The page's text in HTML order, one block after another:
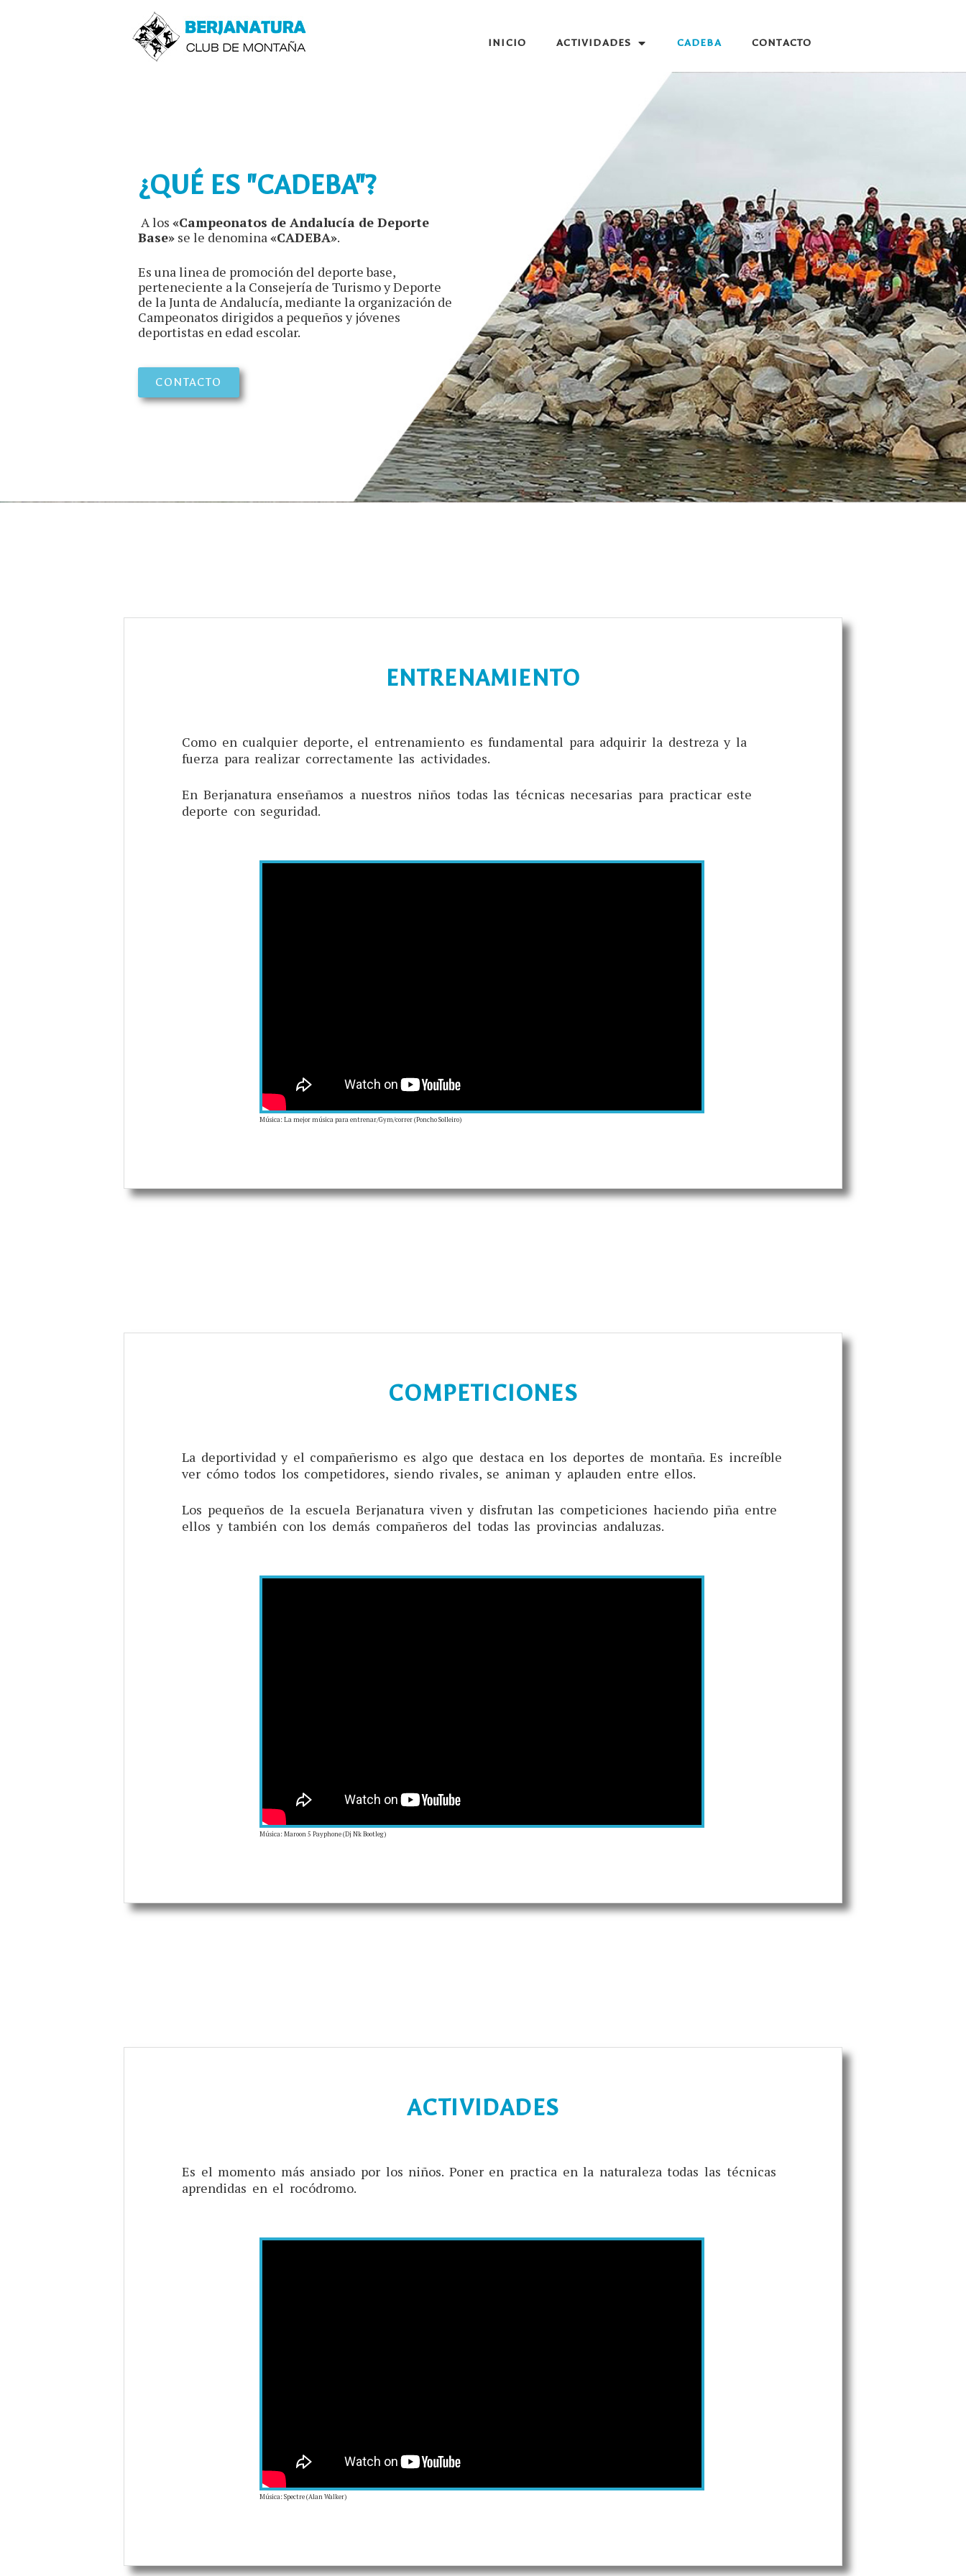
INICIO ACTIVIDADES CADEBA CONTACTO
¿QUÉ ES "CADEBA"?
A los «Campeonatos de Andalucía de Deporte
Base» se le denomina«CADEBA».
Es una linea de promoción del deporte base,
perteneciente a la Consejería de Turismo y Deporte
de la Junta de Andalucía, mediante la organización de
Campeonatos dirigidos a pequeños y jóvenes
deportistas en edad escolar.
CONTACTO
ENTRENAMIENTO
Como en cualquier deporte, el entrenamiento es fundamental para adquirir la destreza y la
fuerza para realizar correctamente las actividades.
En Berjanatura enseñamos a nuestros niños todas las técnicas necesarias para practicar este
deporte con seguridad.
Música: La mejor música para entrenar/Gym/correr (Poncho Solleiro)
COMPETICIONES
La deportividad y el compañerismo es algo que destaca en los deportes de montaña. Es increíble
ver cómo todos los competidores, siendo rivales, se animan y aplauden entre ellos.
Los pequeños de la escuela Berjanatura viven y disfrutan las competiciones haciendo piña entre
ellos y también con los demás compañeros del todas las provincias andaluzas.
Música: Maroon 5 Payphone (Dj Nk Bootleg)
ACTIVIDADES
Es el momento más ansiado por los niños. Poner en practica en la naturaleza todas las técnicas
aprendidas en el rocódromo.
Música: Spectre (Alan Walker)